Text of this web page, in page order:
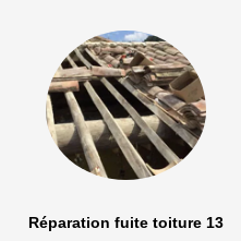
Réparation fuite toiture 13